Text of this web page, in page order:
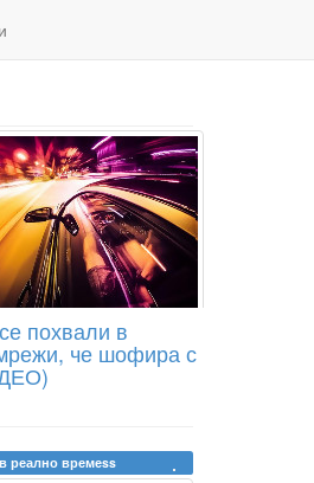
похвали в
че шофира с
реално времеss